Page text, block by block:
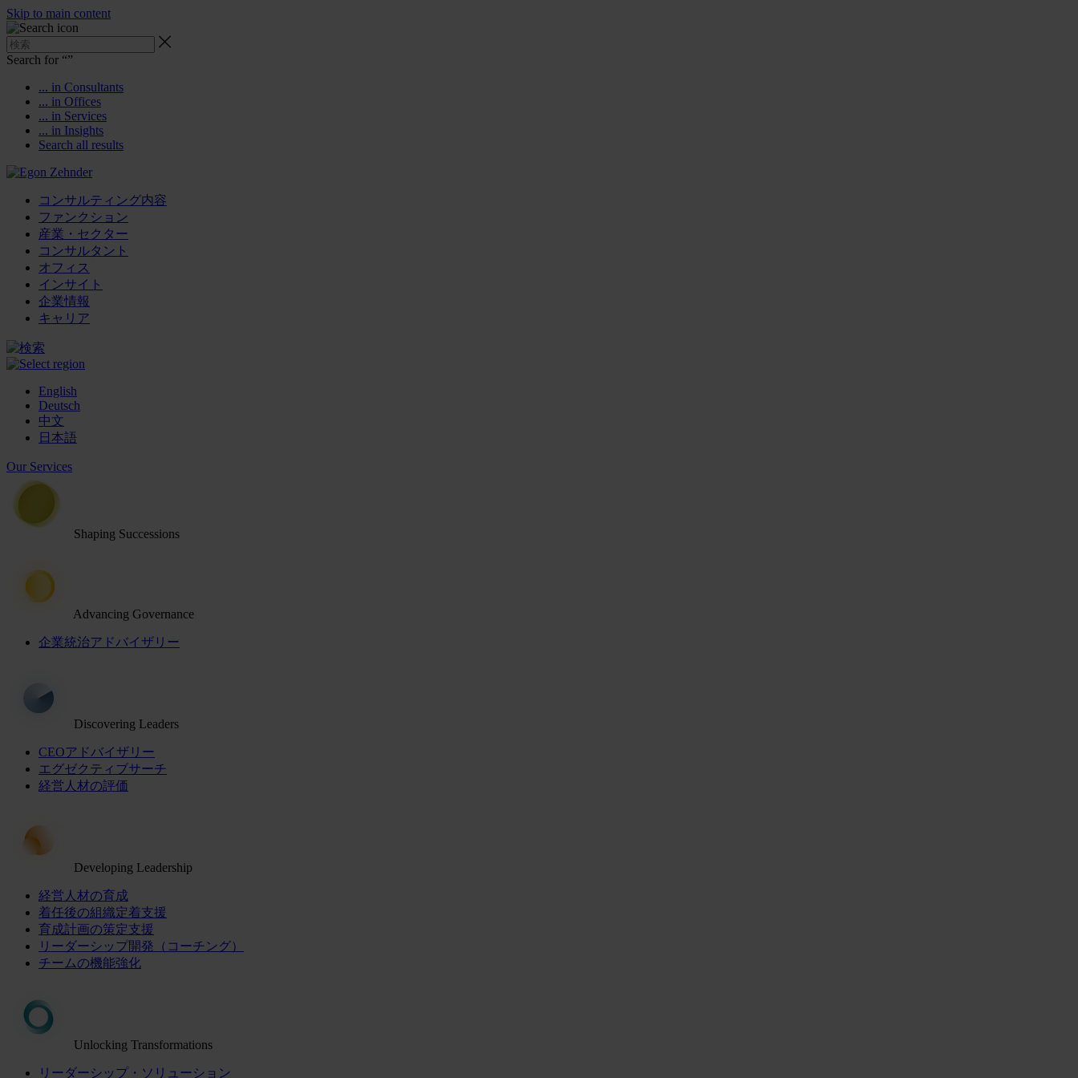
Skip to main content
Search for “”
... in Consultants
... in Offices
... in Services
... in Insights
Search all results
コンサルティング内容
ファンクション
産業・セクター
コンサルタント
オフィス
インサイト
企業情報
キャリア
English
Deutsch
中文
日本語
Our Services
Shaping Successions
Advancing Governance
企業統治アドバイザリー
Discovering Leaders
CEOアドバイザリー
エグゼクティブサーチ
経営人材の評価
Developing Leadership
経営人材の育成
着任後の組織定着支援
育成計画の策定支援
リーダーシップ開発（コーチング）
チームの機能強化
Unlocking Transformations
リーダーシップ・ソリューション